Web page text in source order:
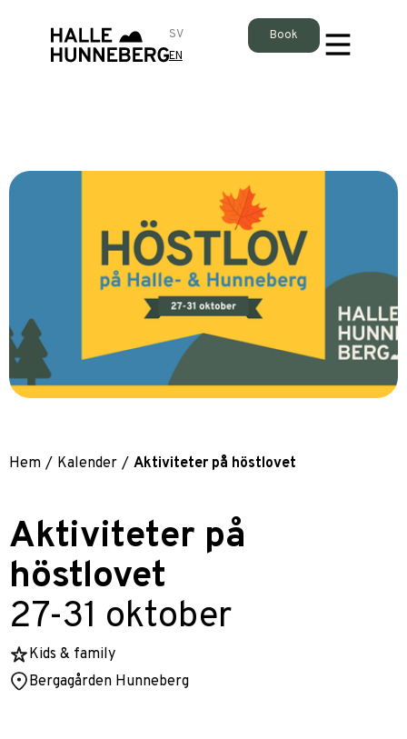
SV
EN
Book
Hem / Kalender / Aktiviteter på höstlovet
Aktiviteter på
höstlovet
27-31 oktober
Kids & family
Bergagården Hunneberg